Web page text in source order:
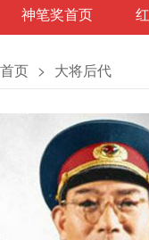
神笔奖首页
首页 > 大将后代